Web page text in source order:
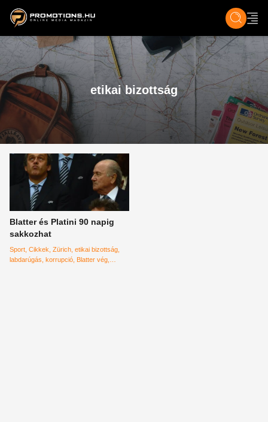
ZENE, FILM & KULT ÉLET TECH &
etikai bizottság
Blatter és Platini 90 napig
sakkozhat
Sport Cikkek Zürich etikai bizottság
labdarúgás korrupció Blatter vég